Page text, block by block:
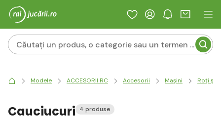
Modele ACCESORII RC Accesorii Mașini Roți și
Cauciucuri 4 produse